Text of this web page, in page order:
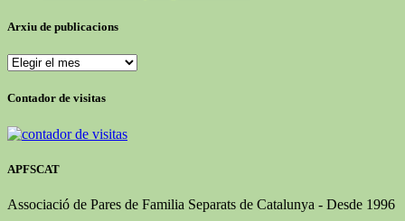
Arxiu de publicacions
Arxiu
publicacions
Contador de visitas
APFSCAT
Associació de Pares de Familia Separats de Catalunya - Desde 1996